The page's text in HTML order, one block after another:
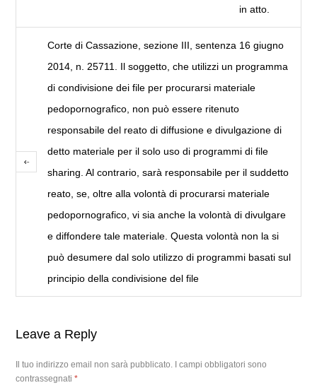
in atto.
Corte di Cassazione, sezione III, sentenza 16 giugno
2014, n. 25711. Il soggetto, che utilizzi un programma
di condivisione dei file per procurarsi materiale
pedopornografico, non può essere ritenuto
responsabile del reato di diffusione e divulgazione di
detto materiale per il solo uso di programmi di file
sharing. Al contrario, sarà responsabile per il suddetto
reato, se, oltre alla volontà di procurarsi materiale
pedopornografico, vi sia anche la volontà di divulgare
e diffondere tale materiale. Questa volontà non la si
può desumere dal solo utilizzo di programmi basati sul
principio della condivisione del file
Leave a Reply
Il tuo indirizzo email non sarà pubblicato.
I campi obbligatori sono
contrassegnati*